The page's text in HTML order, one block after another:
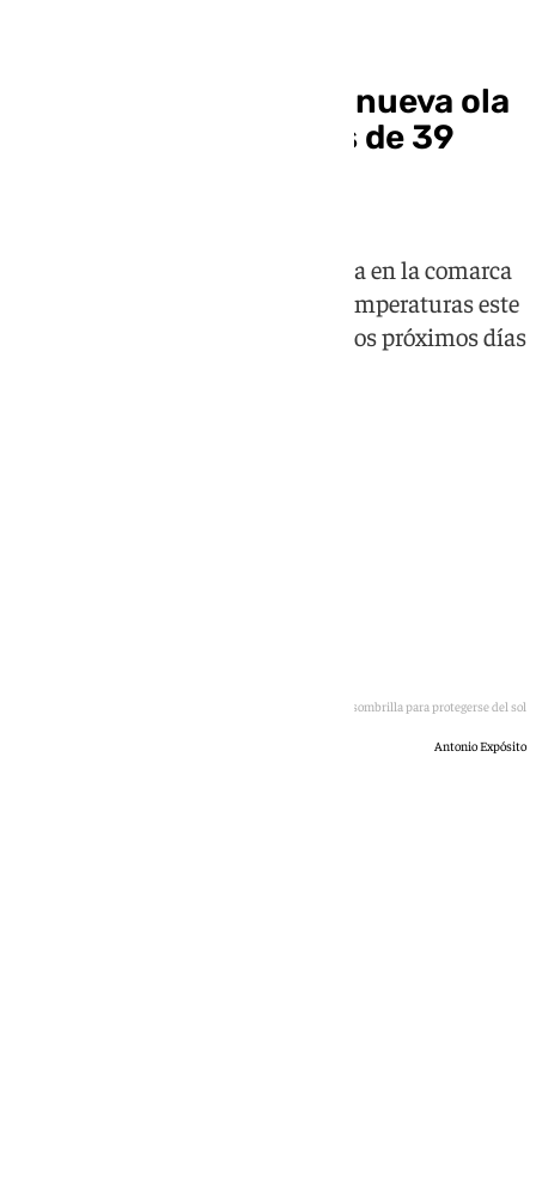
Granada afronta una nueva ola
de calor con máximas de 39
La AEMET activa la alerta amarilla en la comarca
de la Cuenca del Genil por altas temperaturas este
jueves, que continuarán durante los próximos días
Señora en la sombra y con una sombrilla para protegerse del sol
Antonio Expósito